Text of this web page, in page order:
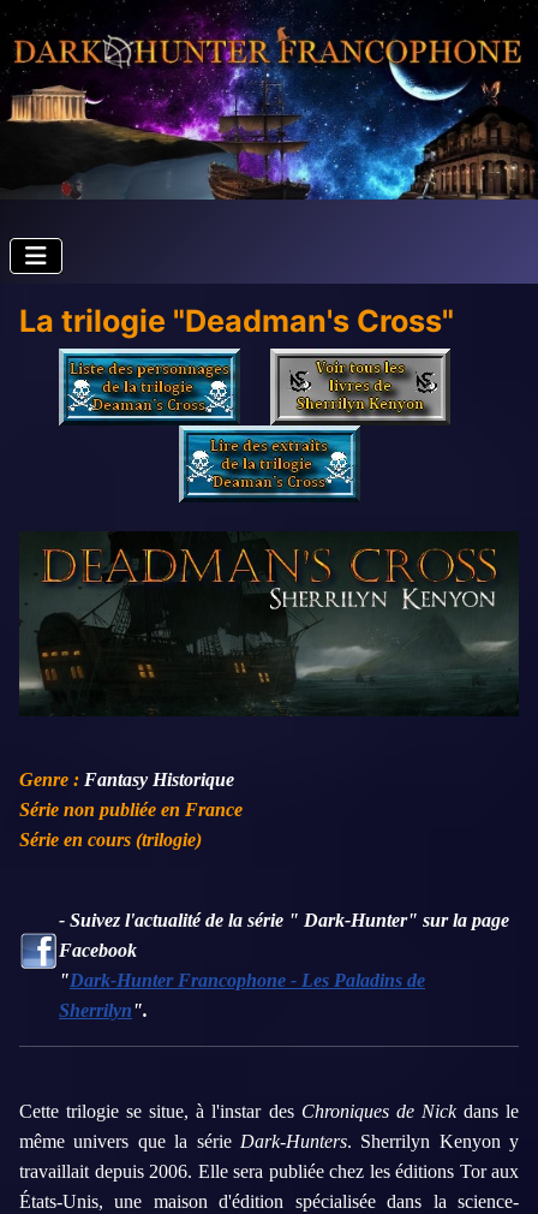
La trilogie "Deadman's Cross"
Genre : Fantasy Historique
Série non publiée en France
Série en cours (trilogie)
- Suivez l'actualité de la série " Dark-Hunter" sur la page
Facebook
"Dark-Hunter Francophone - Les Paladins de
Sherrilyn".
Cette trilogie se situe, à l'instar des Chroniques de Nickdans le
même univers que la série Dark-Hunters. Sherrilyn Kenyon y
travaillait depuis 2006. Elle sera publiée chez les éditions Tor aux
États-Unis, une maison d'édition spécialisée dans la science-